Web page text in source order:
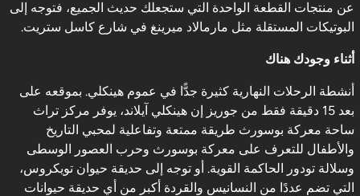
عن منتجات القطعة الواحدة التي ستجعلك حديث الجميع، فتوجه إلى
البوتيكات المستقلة مثل مارمالاد ميرينغ في شارع كاسل ستريت.
أثناء وجودك هناك
أنشطة الرحلات النهارية كثيرة جدًّا في عموم هينكلي. بموقعه على
بعد 15 دقيقة فقط من جوريز إن هينكلي آيلاند، يوفر مركز تراث
ساحة معركة بوسورث طريقة ممتعة وتفاعلية لمحبي التاريخ
والأطفال للتعرف على معركة بوسورث وحرب العصور الوسطى
وسلالة تودور الحاكمة القوية. أو توجه إلى حديقة حيوان تويكروس،
التي تضم عددًا من النسانيس والقردة أكبر من أي حديقة حيوانات